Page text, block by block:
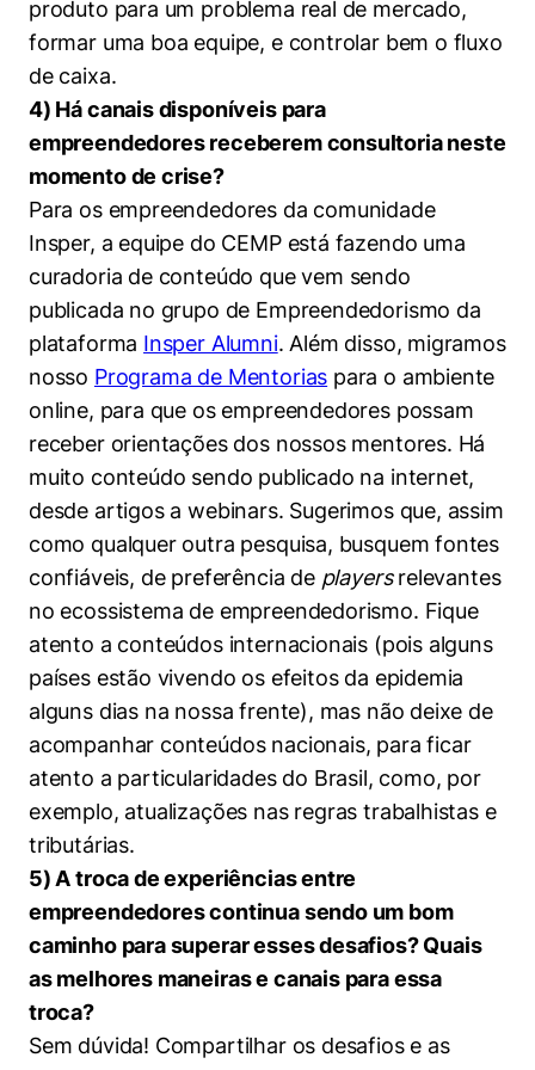
produto para um problema real de mercado,
formar uma boa equipe, e controlar bem o fluxo
de caixa.
4) Há canais disponíveis para
empreendedores receberem consultoria neste
momento de crise?
Para os empreendedores da comunidade
Insper, a equipe do CEMP está fazendo uma
curadoria de conteúdo que vem sendo
publicada no grupo de Empreendedorismo da
plataforma Insper Alumni. Além disso, migramos
nosso Programa de Mentorias para o ambiente
online, para que os empreendedores possam
receber orientações dos nossos mentores. Há
muito conteúdo sendo publicado na internet,
desde artigos a webinars. Sugerimos que, assim
como qualquer outra pesquisa, busquem fontes
confiáveis, de preferência de playersrelevantes
no ecossistema de empreendedorismo. Fique
atento a conteúdos internacionais (pois alguns
países estão vivendo os efeitos da epidemia
alguns dias na nossa frente), mas não deixe de
acompanhar conteúdos nacionais, para ficar
atento a particularidades do Brasil, como, por
exemplo, atualizações nas regras trabalhistas e
tributárias.
5) A troca de experiências entre
empreendedores continua sendo um bom
caminho para superar esses desafios? Quais
as melhores maneiras e canais para essa
troca?
​Sem dúvida! Compartilhar os desafios e as
Cookies estritamente necessários
Cookies de preferências de usuário